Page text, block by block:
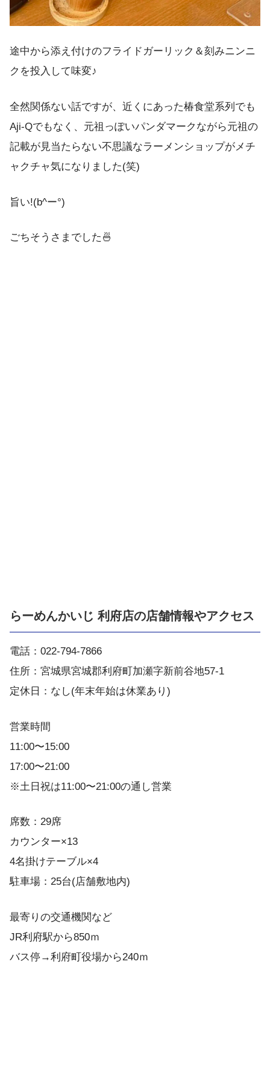
途中から添え付けのフライドガーリック＆刻みニンニ
クを投入して味変♪
全然関係ない話ですが、近くにあった椿食堂系列でも
Aji-Qでもなく、元祖っぽいパンダマークながら元祖の
記載が見当たらない不思議なラーメンショップがメチ
ャクチャ気になりました(笑)
旨い!(b^ー°)
ごちそうさまでした🍜
らーめんかいじ 利府店の店舗情報やアクセス
電話：022-794-7866
住所：宮城県宮城郡利府町加瀬字新前谷地57-1
定休日：なし(年末年始は休業あり)
営業時間
11:00〜15:00
17:00〜21:00
※土日祝は11:00〜21:00の通し営業
席数：29席
カウンター×13
4名掛けテーブル×4
駐車場：25台(店舗敷地内)
最寄りの交通機関など
JR利府駅から850ｍ
バス停→利府町役場から240ｍ